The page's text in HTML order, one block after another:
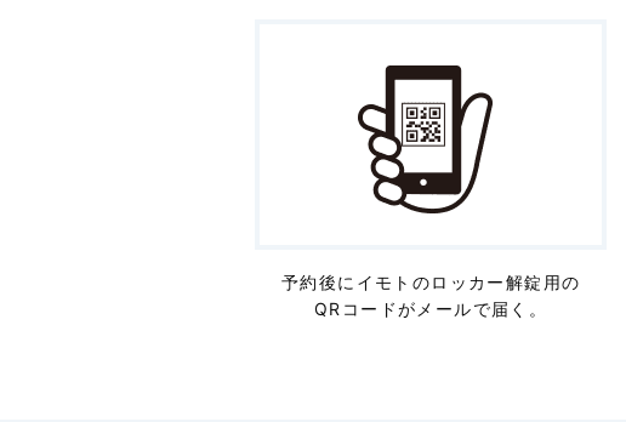
予約後にイモトのロッカー解錠用の
QRコードがメールで届く。